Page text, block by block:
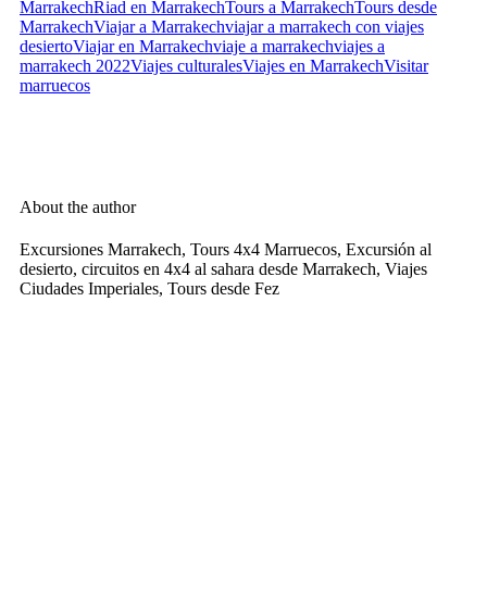
MarrakechRiad en MarrakechTours a MarrakechTours desde
MarrakechViajar a Marrakechviajar a marrakech con viajes
desiertoViajar en Marrakechviaje a marrakechviajes a
marrakech 2022Viajes culturalesViajes en MarrakechVisitar
marruecos
About the author
Excursiones Marrakech, Tours 4x4 Marruecos, Excursión al
desierto, circuitos en 4x4 al sahara desde Marrakech, Viajes
Ciudades Imperiales, Tours desde Fez